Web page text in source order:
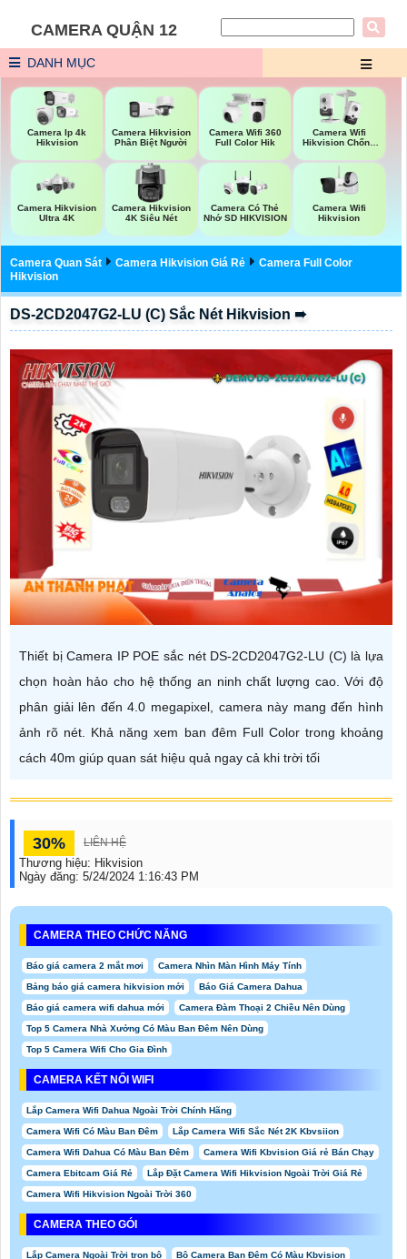
CAMERA QUẬN 12
DANH MỤC
Camera Ip 4k
Hikvision
Camera Hikvision
Phân Biệt Người
Camera Wifi 360
Full Color Hik
Camera Wifi
Hikvision Chống
Camera Hikvision
Ultra 4K
Camera Hikvision
4K Siêu Nét
Camera Có Thẻ
Nhớ SD HIKVISION
Camera Wifi
Hikvision
Camera Quan Sát Camera Hikvision Giá Rẻ
Camera Full Color
Hikvision
DS-2CD2047G2-LU (C) Sắc Nét Hikvision ➠
Thiết bị Camera IP POE sắc nét DS-2CD2047G2-LU (C) là lựa
chọn hoàn hảo cho hệ thống an ninh chất lượng cao. Với độ
phân giải lên đến 4.0 megapixel, camera này mang đến hình
ảnh rõ nét. Khả năng xem ban đêm Full Color trong khoảng
cách 40m giúp quan sát hiệu quả ngay cả khi trời tối
30% LIÊN HỆ
Thương hiệu: Hikvision
Ngày đăng: 5/24/2024 1:16:43 PM
CAMERA THEO CHỨC NĂNG
Báo giá camera 2 mắt mơi Camera Nhìn Màn Hình Máy Tính
Bảng báo giá camera hikvision mới Báo Giá Camera Dahua
Báo giá camera wifi dahua mới Camera Đàm Thoại 2 Chiều Nên Dùng
Top 5 Camera Nhà Xưởng Có Màu Ban Đêm Nên Dùng
Top 5 Camera Wifi Cho Gia Đình
CAMERA KẾT NỐI WIFI
Lắp Camera Wifi Dahua Ngoài Trời Chính Hãng
Camera Wifi Có Màu Ban Đêm Lắp Camera Wifi Sắc Nét 2K Kbvsiion
Camera Wifi Dahua Có Màu Ban Đêm Camera Wifi Kbvision Giá rẻ Bán Chạy
Camera Ebitcam Giá Rẻ Lắp Đặt Camera Wifi Hikvision Ngoài Trời Giá Rẻ
Camera Wifi Hikvision Ngoài Trời 360
CAMERA THEO GÓI
Lắp Camera Ngoài Trời trọn bộ Bộ Camera Ban Đêm Có Màu Kbvision